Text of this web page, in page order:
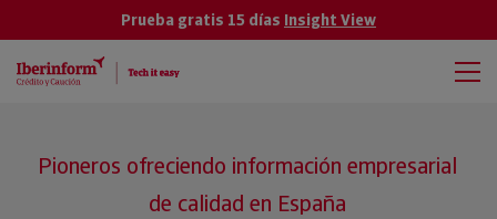
Prueba gratis 15 días Insight View
Pioneros ofreciendo información empresarial
de calidad en España